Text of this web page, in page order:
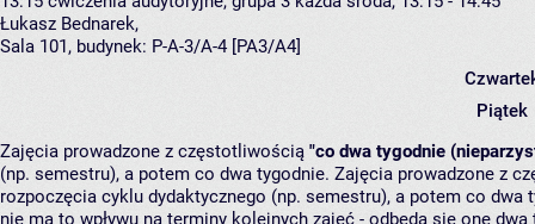
Łukasz Bednarek,
Sala 101, budynek: P-A-3/A-4 [PA3/A4]
Piątek
Zajęcia prowadzone z częstotliwością "co dwa tygodnie
(np. semestru), a potem co dwa tygodnie. Zajęcia prowadzone z
rozpoczęcia cyklu dydaktycznego (np. semestru), a potem co
nie ma to wpływu na terminy kolejnych zajęć - odbędą się one